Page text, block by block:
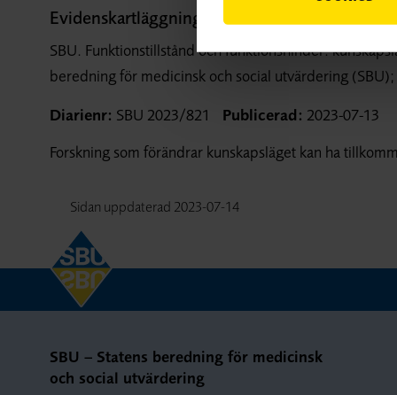
Evidenskartläggning som visar på
SBU. Funktionstillstånd och funktionshinder:
beredning för medicinsk och social utvärdering
Diarienr: SBU 2023/821 Publicerad: 2023-07-13
Forskning som förändrar kunskapsläget kan ha
Sidan uppdaterad 2023-07-14
SBU – Statens beredning för medicinsk
och social utvärdering